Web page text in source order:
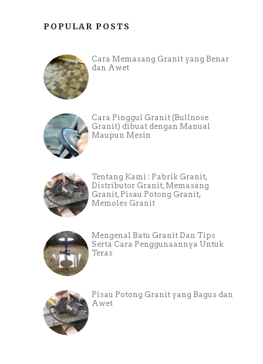
POPULAR POSTS
Cara Memasang Granit yang Benar
dan Awet
Cara Pinggul Granit (Bullnose
Granit) dibuat dengan Manual
Maupun Mesin
Tentang Kami : Pabrik Granit,
Distributor Granit, Memasang
Granit, Pisau Potong Granit,
Memoles Granit
Mengenal Batu Granit Dan Tips
Serta Cara Penggunaannya Untuk
Teras
Pisau Potong Granit yang Bagus dan
Awet